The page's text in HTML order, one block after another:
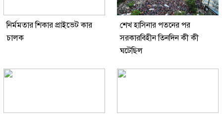
নির্মমতার শিকার প্রাইভেট কার
চালক
শেখ হাসিনার পতনের পর
সরকারবিহীন তিনদিন কী কী
ঘটেছিল